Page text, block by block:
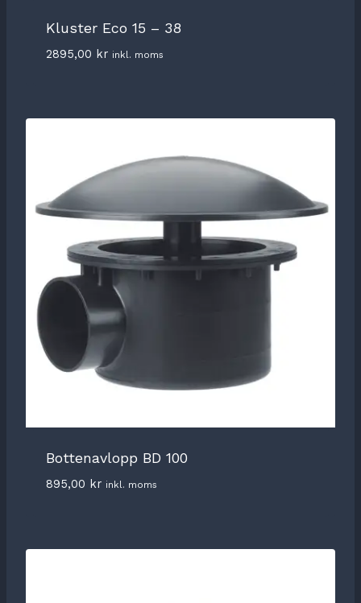
Kluster Eco 15 – 38
2895,00 kr inkl. moms
Bottenavlopp BD 100
895,00 kr inkl. moms